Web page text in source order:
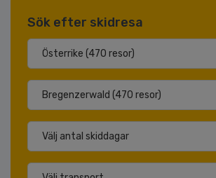
Sök efter skidresa